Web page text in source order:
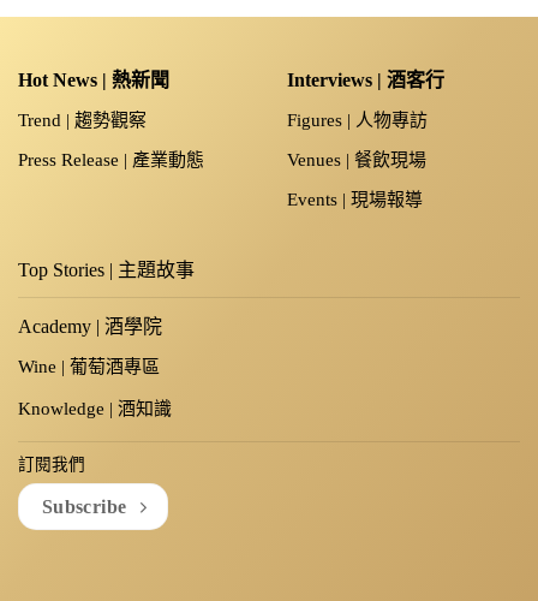
Hot News | 熱新聞
Trend | 趨勢觀察
Press Release | 產業動態
Interviews | 酒客行
Figures | 人物專訪
Venues | 餐飲現場
Events | 現場報導
Top Stories | 主題故事
Academy | 酒學院
Wine | 葡萄酒專區
Knowledge | 酒知識
訂閱我們
Subscribe